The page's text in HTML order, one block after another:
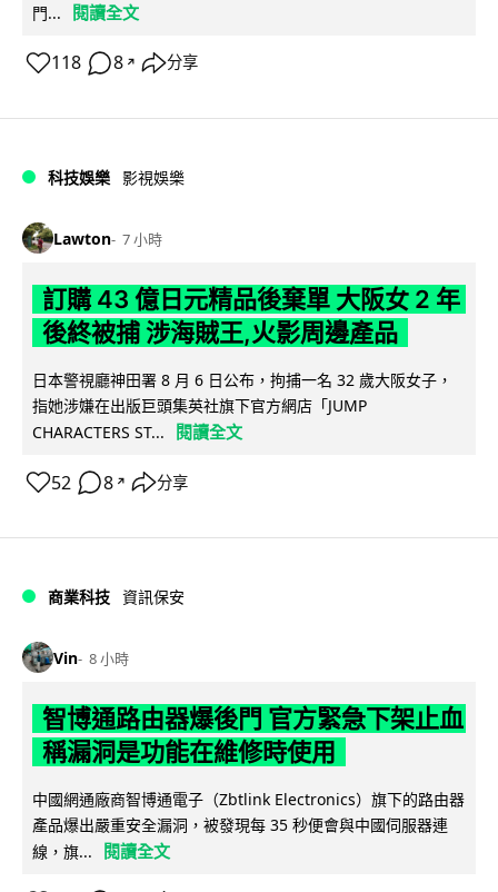
門... 閱讀全文
118 8 ↗ 分享
科技娛樂 影視娛樂
Lawton 7 小時
訂購 43 億日元精品後棄單 大阪女 2 年
後終被捕 涉海賊王,火影周邊產品
日本警視廳神田署 8 月 6 日公布，拘捕一名 32 歲大阪女子，
指她涉嫌在出版巨頭集英社旗下官方網店「JUMP
CHARACTERS ST...
閱讀全文
52 8 ↗ 分享
商業科技 資訊保安
Vin 8 小時
智博通路由器爆後門 官方緊急下架止血
稱漏洞是功能在維修時使用
中國網通廠商智博通電子（Zbtlink Electronics）旗下的路由器
產品爆出嚴重安全漏洞，被發現每 35 秒便會與中國伺服器連
線，旗...
閱讀全文